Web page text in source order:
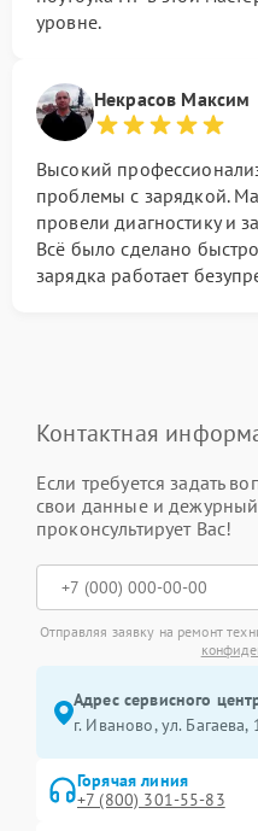
уровне.
Некрасов Максим
Высокий
проблемы с зарядкой.
провели диагностику и
Всё было сделано
зарядка работает
Контактная
Если требуется задать
свои данные и дежурный
проконсультирует Вас!
Отправляя заявку на ремонт
Адрес сервисного
г. Иваново, ул. Багаева,
Горячая линия
+7 (800) 301-55-83